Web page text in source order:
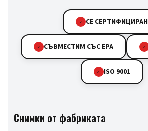
✓ CE СЕРТИФИЦИРАН
✓ СЪВМЕСТИМ СЪС EPA ✓
✓ ISO 9001
Снимки от фабриката